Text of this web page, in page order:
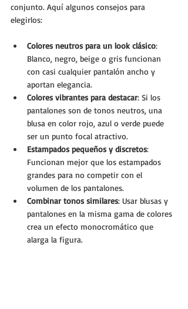
conjunto. Aquí algunos consejos para
elegirlos:
Colores neutros para un look clásico:
Blanco, negro, beige o gris funcionan
con casi cualquier pantalón ancho y
aportan elegancia.
Colores vibrantes para destacar: Si los
pantalones son de tonos neutros, una
blusa en color rojo, azul o verde puede
ser un punto focal atractivo.
Estampados pequeños y discretos:
Funcionan mejor que los estampados
grandes para no competir con el
volumen de los pantalones.
Combinar tonos similares: Usar blusas y
pantalones en la misma gama de colores
crea un efecto monocromático que
alarga la figura.